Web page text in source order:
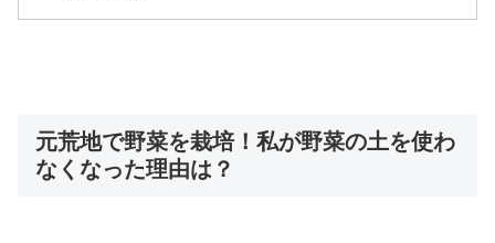
元荒地で野菜を栽培！私が野菜の土を使わ
なくなった理由は？